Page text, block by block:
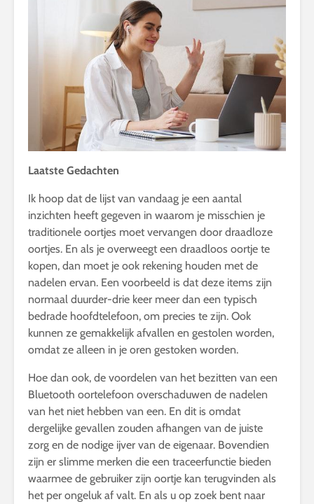
Laatste Gedachten
Ik hoop dat de lijst van vandaag je een aantal
inzichten heeft gegeven in waarom je misschien je
traditionele oortjes moet vervangen door draadloze
oortjes. En als je overweegt een draadloos oortje te
kopen, dan moet je ook rekening houden met de
nadelen ervan. Een voorbeeld is dat deze items zijn
normaal duurder-drie keer meer dan een typisch
bedrade hoofdtelefoon, om precies te zijn. Ook
kunnen ze gemakkelijk afvallen en gestolen worden,
omdat ze alleen in je oren gestoken worden.
Hoe dan ook, de voordelen van het bezitten van een
Bluetooth oortelefoon overschaduwen de nadelen
van het niet hebben van een. En dit is omdat
dergelijke gevallen zouden afhangen van de juiste
zorg en de nodige ijver van de eigenaar. Bovendien
zijn er slimme merken die een traceerfunctie bieden
waarmee de gebruiker zijn oortje kan terugvinden als
het per ongeluk af valt. En als u op zoek bent naar